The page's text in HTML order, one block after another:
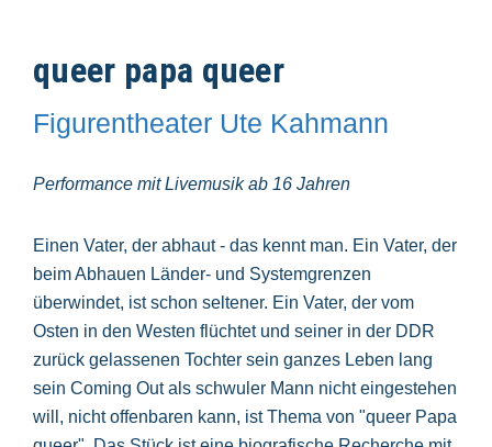
queer papa queer
Figurentheater Ute Kahmann
Performance mit Livemusik ab 16 Jahren
Einen Vater, der abhaut - das kennt man. Ein Vater, der
beim Abhauen Länder- und Systemgrenzen
überwindet, ist schon seltener. Ein Vater, der vom
Osten in den Westen flüchtet und seiner in der DDR
zurück gelassenen Tochter sein ganzes Leben lang
sein Coming Out als schwuler Mann nicht eingestehen
will, nicht offenbaren kann, ist Thema von "queer Papa